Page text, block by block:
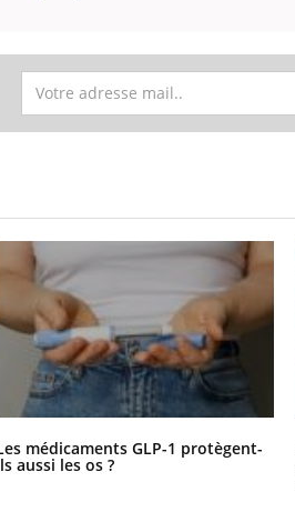
médicaments GLP-1 protègent-
aussi les os ?